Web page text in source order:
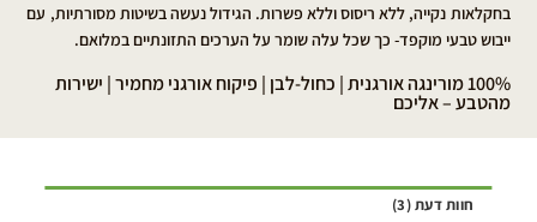
בחקלאות נקייה, ללא ריסוס וללא פשרות. הגידול נעשה בשיטות מסורתיות, עם
ייבוש טבעי מוקפד- כך שכל עלה שומר על הערכים התזונתיים במלואם.
100% מורינגה אורגנית | כחול-לבן | פיקוח אורגני מחמיר | ישירות
מהטבע – אליכם
חוות דעת (3)